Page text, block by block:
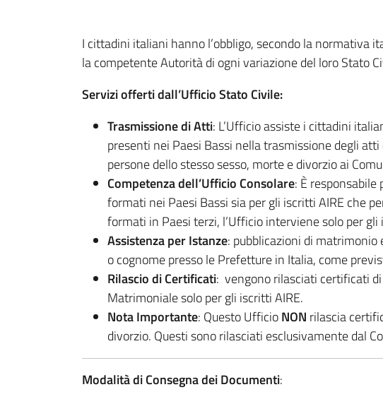
I cittadini italiani hanno l’obbligo, secondo la normativa
la competente Autorità di ogni variazione del loro Stato
Servizi offerti dall’Ufficio Stato Civile:
Trasmissione di Atti: L’Ufficio assiste i cittadini
presenti nei Paesi Bassi nella trasmissione degli
persone dello stesso sesso, morte e divorzio ai
Competenza dell’Ufficio Consolare: È
formati nei Paesi Bassi sia per gli iscritti AIRE che
formati in Paesi terzi, l’Ufficio interviene solo per gli
Assistenza per Istanze: pubblicazioni di
o cognome presso le Prefetture in Italia, come
Rilascio di Certificati: vengono rilasciati certificati
Matrimoniale solo per gli iscritti AIRE.
Nota Importante: Questo UfficioNON rilascia
divorzio. Questi sono rilasciati esclusivamente dal
Modalità di Consegna dei Documenti: